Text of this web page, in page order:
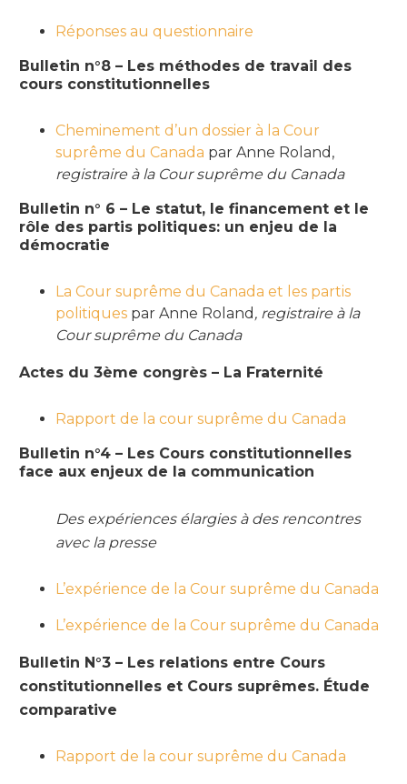
Réponses au questionnaire
Bulletin n°8 – Les méthodes de travail des
cours constitutionnelles
Cheminement d’un dossier à la Cour
suprême du Canada par Anne Roland,
registraire à la Cour suprême du Canada
Bulletin n° 6 – Le statut, le financement et le
rôle des partis politiques: un enjeu de la
démocratie
La Cour suprême du Canada et les partis
politiques par Anne Roland , registraire à la
Cour suprême du Canada
Actes du 3ème congrès – La Fraternité
Rapport de la cour suprême du Canada
Bulletin n°4 – Les Cours constitutionnelles
face aux enjeux de la communication
Des expériences élargies à des rencontres
avec la presse
L’expérience de la Cour suprême du Canada
L’expérience de la Cour suprême du Canada
Bulletin N°3 – Les relations entre Cours
constitutionnelles et Cours suprêmes. Étude
comparative
Rapport de la cour suprême du Canada